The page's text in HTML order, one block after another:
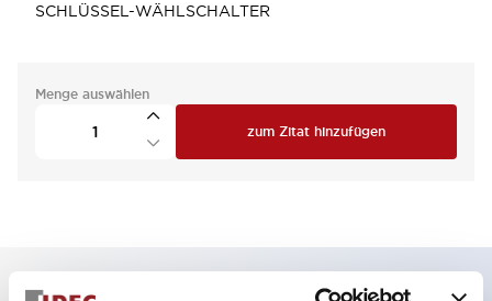
SCHLÜSSEL-WÄHLSCHALTER
Menge auswählen
zum Zitat hinzufügen